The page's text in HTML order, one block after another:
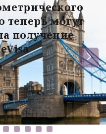
теперь могут
получение